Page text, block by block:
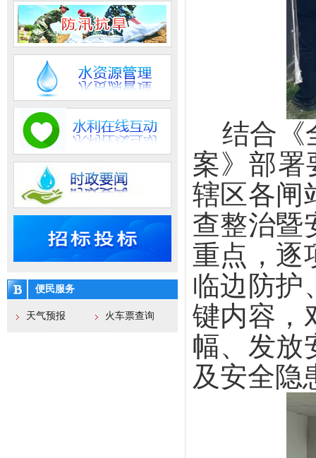
便民服务
天气预报 火车票查询
结合《
案》部署
辖区各闸
查整治暨
重点，逐
临边防护
键内容，
幅、发放
及安全隐